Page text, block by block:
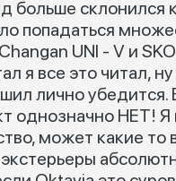
больше склонился
попадаться
UNI - V и
я все это читал,
лично убедится.
однозначно НЕТ! Я
может какие то
экстерьеры